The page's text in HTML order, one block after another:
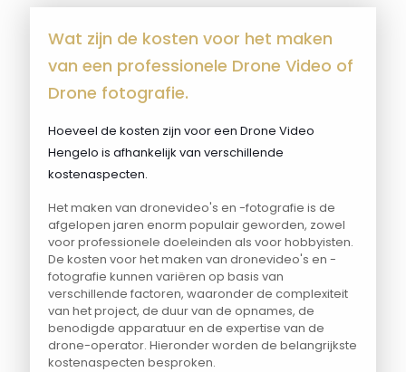
Wat zijn de kosten voor het maken
van een professionele Drone Video of
Drone fotografie.
Hoeveel de kosten zijn voor een Drone Video
Hengelo is afhankelijk van verschillende
kostenaspecten.
Het maken van dronevideo's en -fotografie is de
afgelopen jaren enorm populair geworden, zowel
voor professionele doeleinden als voor hobbyisten.
De kosten voor het maken van dronevideo's en -
fotografie kunnen variëren op basis van
verschillende factoren, waaronder de complexiteit
van het project, de duur van de opnames, de
benodigde apparatuur en de expertise van de
drone-operator. Hieronder worden de belangrijkste
kostenaspecten besproken.